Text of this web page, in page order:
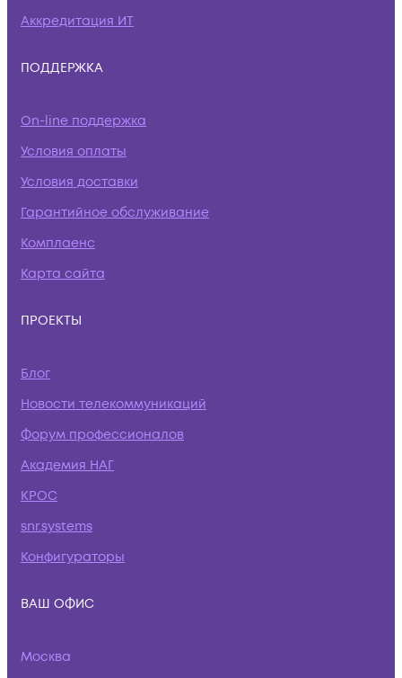
Аккредитация ИТ
ПОДДЕРЖКА
On-line поддержка
Условия оплаты
Условия доставки
Гарантийное обслуживание
Комплаенс
Карта сайта
ПРОЕКТЫ
Блог
Новости телекоммуникаций
Форум профессионалов
Академия НАГ
КРОС
snr.systems
Конфигураторы
ВАШ ОФИС
Москва